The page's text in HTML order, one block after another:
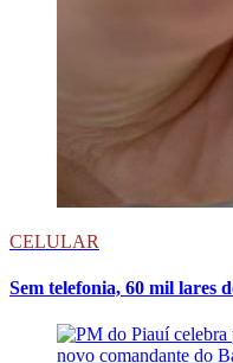
CELULAR
Sem telefonia, 60 mil lares